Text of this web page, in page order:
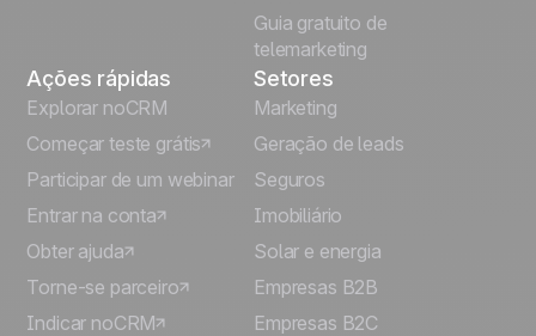
Guia gratuito de
telemarketing
Ações rápidas
Explorar noCRM
Começar teste grátis
Participar de um webinar
Entrar na conta
Obter ajuda
Torne-se parceiro
Indicar noCRM
Setores
Marketing
Geração de leads
Seguros
Imobiliário
Solar e energia
Empresas B2B
Empresas B2C